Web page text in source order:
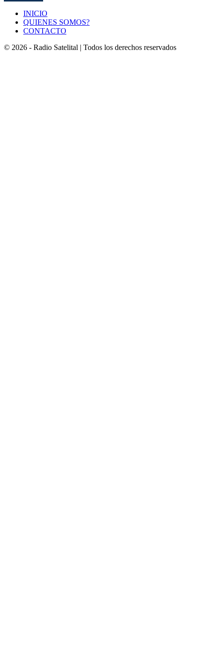
INICIO
QUIENES SOMOS?
CONTACTO
© 2026 - Radio Satelital | Todos los derechos reservados